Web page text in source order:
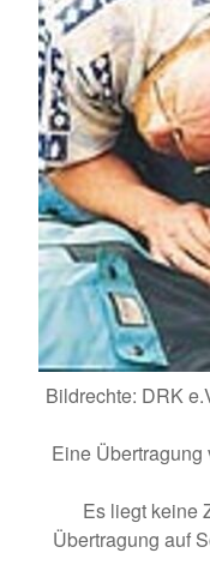
Bildrechte: DRK
Eine
Es liegt keine
Übertragung auf